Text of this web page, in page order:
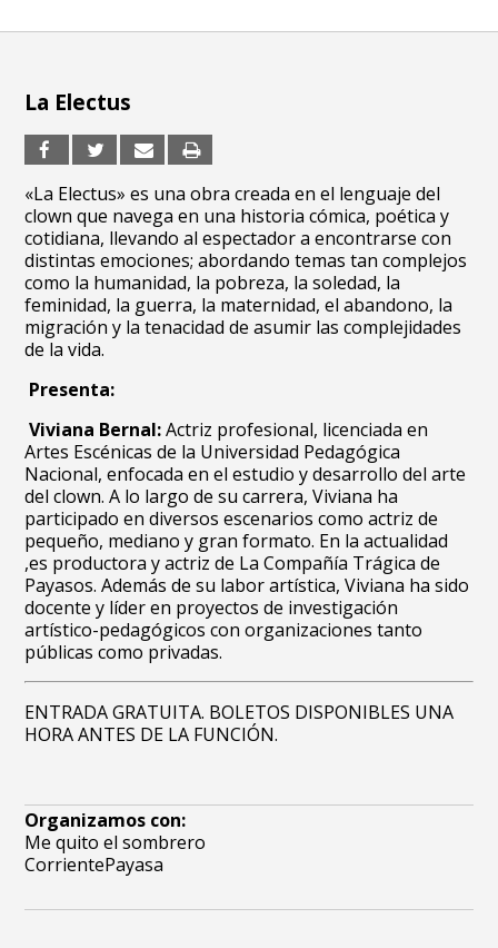
Organizamos con:
Me quito el sombrero
CorrientePayasa
La Electus
«La Electus» es una obra creada en el lenguaje del
clown que navega en una historia cómica, poética y
cotidiana, llevando al espectador a encontrarse con
distintas emociones; abordando temas tan complejos
como la humanidad, la pobreza, la soledad, la
feminidad, la guerra, la maternidad, el abandono, la
migración y la tenacidad de asumir las complejidades
de la vida.
Presenta:
Viviana Bernal:Actriz profesional, licenciada en
Artes Escénicas de la Universidad Pedagógica
Nacional, enfocada en el estudio y desarrollo del arte
del clown. A lo largo de su carrera, Viviana ha
participado en diversos escenarios como actriz de
pequeño, mediano y gran formato. En la actualidad
,es productora y actriz de La Compañía Trágica de
Payasos. Además de su labor artística, Viviana ha sido
docente y líder en proyectos de investigación
artístico-pedagógicos con organizaciones tanto
públicas como privadas.
ENTRADA GRATUITA. BOLETOS DISPONIBLES UNA
HORA ANTES DE LA FUNCIÓN.